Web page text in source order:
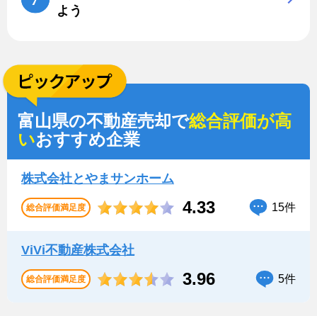
よう
富山県の不動産売却で総合評価が高
いおすすめ企業
株式会社とやまサンホーム
総合評価満足度 4.33 15件
ViVi不動産株式会社
総合評価満足度 3.96 5件